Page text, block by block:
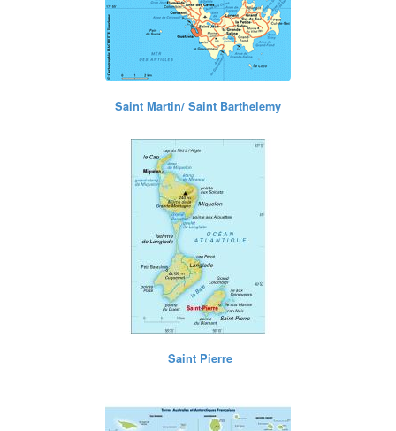
Hexagone
Saint Martin/ Saint Barthelemy